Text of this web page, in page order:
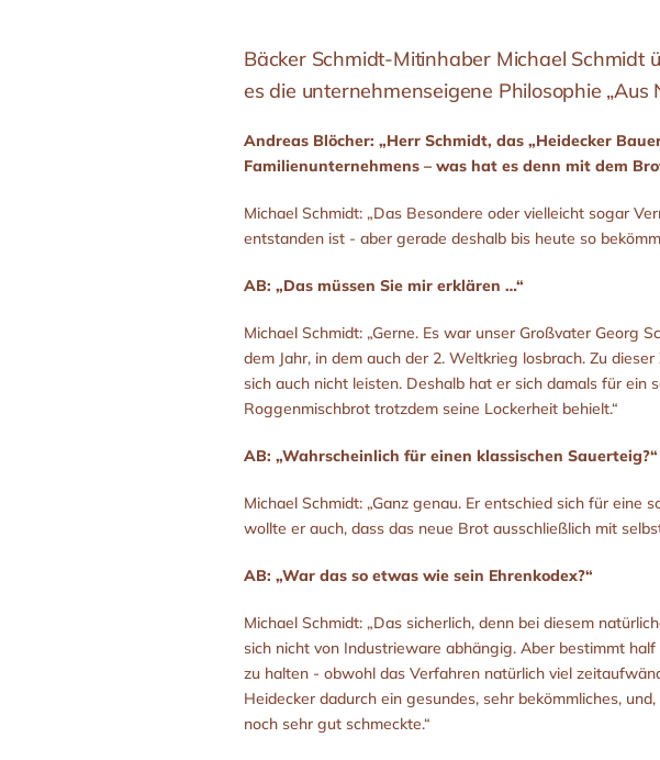
Bäcker Schmidt-Mitinhaber Michael Schmidt
es die unternehmenseigene Philosophie
Andreas Blöcher: „Herr Schmidt, das „Heidecker
Familienunternehmens – was hat es denn mit dem
Michael Schmidt: „Das Besondere oder vielleicht sogar
entstanden ist - aber gerade deshalb bis heute so
AB: „Das müssen Sie mir erklären …“
Michael Schmidt: „Gerne. Es war unser Großvater Georg
dem Jahr, in dem auch der 2. Weltkrieg losbrach. Zu
sich auch nicht leisten. Deshalb hat er sich damals für
Roggenmischbrot trotzdem seine Lockerheit behielt.“
AB: „Wahrscheinlich für einen klassischen Sauerteig?“
Michael Schmidt: „Ganz genau. Er entschied sich für
wollte er auch, dass das neue Brot ausschließlich mit
AB: „War das so etwas wie sein Ehrenkodex?“
Michael Schmidt: „Das sicherlich, denn bei diesem
sich nicht von Industrieware abhängig. Aber bestimmt
zu halten - obwohl das Verfahren natürlich viel
Heidecker dadurch ein gesundes, sehr bekömmliches,
noch sehr gut schmeckte.“